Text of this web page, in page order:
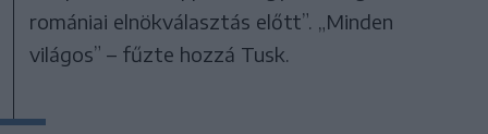
romániai elnökválasztás előtt”. „Minden
világos” – fűzte hozzá Tusk.